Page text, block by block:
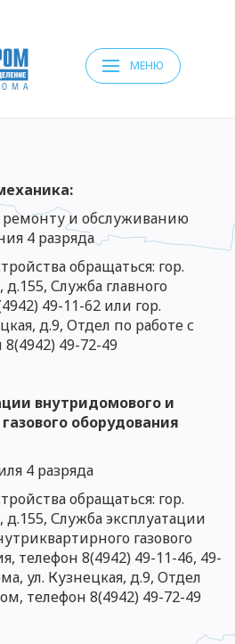
МЕНЮ
и обслуживанию
4 разряда
обращаться: гор.
Служба главного
49-11-62 или гор.
д.9, Отдел по работе с
49-72-49
внутридомового и
оборудования
4 разряда
обращаться: гор.
Служба эксплуатации
газового
телефон 8(4942) 49-11-46, 49-
ул. Кузнецкая, д.9, Отдел
, телефон 8(4942) 49-72-49